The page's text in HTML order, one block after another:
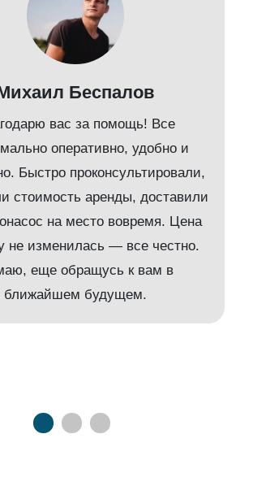
Беспалов
вас за помощь! Все
оперативно, удобно и
Быстро проконсультировали,
стоимость аренды, доставили
на место вовремя. Цена
не изменилась — все честно.
еще обращусь к вам в
ближайшем будущем.